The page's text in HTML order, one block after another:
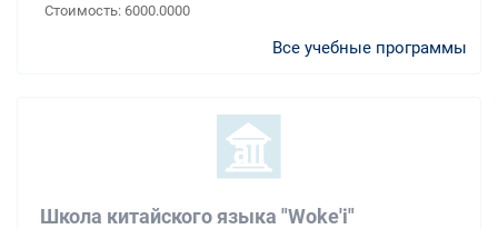
Стоимость: 6000.0000
Все учебные программы
Школа китайского языка "Woke'i"